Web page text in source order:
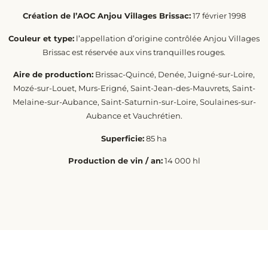
Création de l’AOC Anjou Villages Brissac:17 février 1998
Couleur et type: l’appellation d’origine contrôlée Anjou Villages
Brissac est réservée aux vins tranquilles rouges.
Aire de production: Brissac-Quincé, Denée, Juigné-sur-Loire,
Mozé-sur-Louet, Murs-Erigné, Saint-Jean-des-Mauvrets, Saint-
Melaine-sur-Aubance, Saint-Saturnin-sur-Loire, Soulaines-sur-
Aubance et Vauchrétien.
Superficie:85 ha
Production de vin / an:14 000 hl